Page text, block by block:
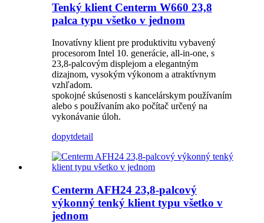
Tenký klient Centerm W660 23,8
palca typu všetko v jednom
Inovatívny klient pre produktivitu vybavený
procesorom Intel 10. generácie, all-in-one, s
23,8-palcovým displejom a elegantným
dizajnom, vysokým výkonom a atraktívnym
vzhľadom.
spokojné skúsenosti s kancelárskym používaním
alebo s používaním ako počítač určený na
vykonávanie úloh.
dopytdetail
Centerm AFH24 23,8-palcový
výkonný tenký klient typu všetko v
jednom